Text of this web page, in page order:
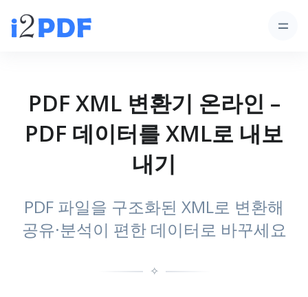
PDF XML 변환기 온라인 –
PDF 데이터를 XML로 내보
내기
PDF 파일을 구조화된 XML로 변환해
공유·분석이 편한 데이터로 바꾸세요
✧